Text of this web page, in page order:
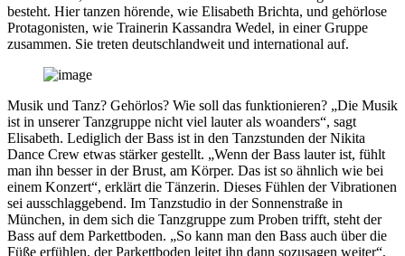
besteht. Hier tanzen hörende, wie Elisabeth Brichta, und gehörlose
Protagonisten, wie Trainerin Kassandra Wedel, in einer Gruppe
zusammen. Sie treten deutschlandweit und international auf.
Musik und Tanz? Gehörlos? Wie soll das funktionieren? „Die Musik
ist in unserer Tanzgruppe nicht viel lauter als woanders“, sagt
Elisabeth. Lediglich der Bass ist in den Tanzstunden der Nikita
Dance Crew etwas stärker gestellt. „Wenn der Bass lauter ist, fühlt
man ihn besser in der Brust, am Körper. Das ist so ähnlich wie bei
einem Konzert“, erklärt die Tänzerin. Dieses Fühlen der Vibrationen
sei ausschlaggebend. Im Tanzstudio in der Sonnenstraße in
München, in dem sich die Tanzgruppe zum Proben trifft, steht der
Bass auf dem Parkettboden. „So kann man den Bass auch über die
Füße erfühlen, der Parkettboden leitet ihn dann sozusagen weiter“,